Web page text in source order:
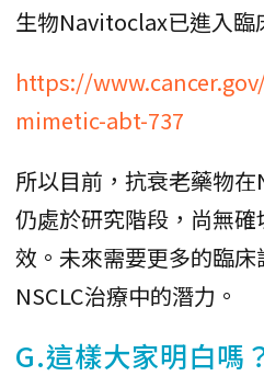
生物Navitoclax已進入臨
https://
mimetic-abt-737
所以目前，抗衰老藥物在
仍處於研究階段，尚無
效。未來需要更多的臨
NSCLC治療中的潛力。
G.這樣大家明白嗎